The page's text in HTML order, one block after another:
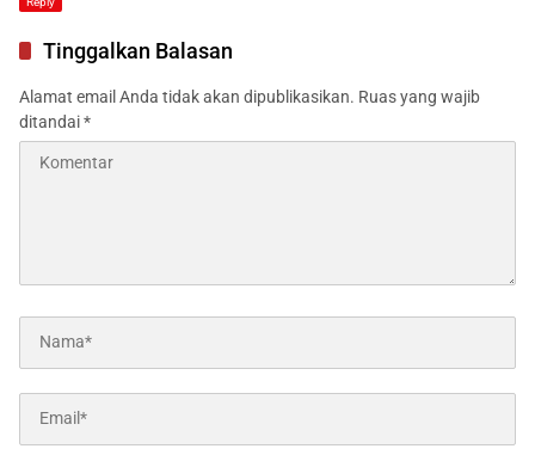
Tinggalkan Balasan
Alamat email Anda tidak akan dipublikasikan. Ruas yang wajib
ditandai*